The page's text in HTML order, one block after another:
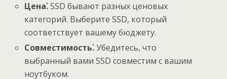
Цена⁚SSD бывают разных ценовых
категорий. Выберите SSD, который
соответствует вашему бюджету.
Совместимость⁚Убедитесь, что
выбранный вами SSD совместим с вашим
ноутбуком.